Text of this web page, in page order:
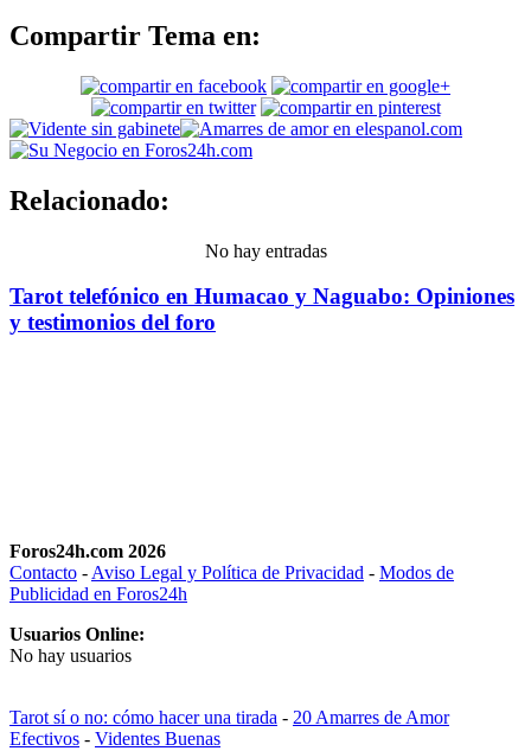
Compartir Tema en:
Relacionado:
No hay entradas
Tarot telefónico en Humacao y Naguabo: Opiniones
y testimonios del foro
Foros24h.com 2026
Contacto - Aviso Legal y Política de Privacidad - Modos de
Publicidad en Foros24h
Usuarios Online:
No hay usuarios
Tarot sí o no: cómo hacer una tirada - 20 Amarres de Amor
Efectivos - Videntes Buenas